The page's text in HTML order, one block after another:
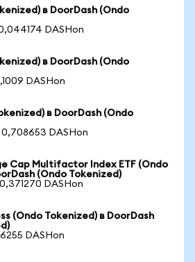
в DoorDash (Ondo
DASHon
в DoorDash (Ondo
DASHon
в DoorDash (Ondo
0,708653 DASHon
Cap Multifactor Index ETF (Ondo
(Ondo Tokenized)
DASHon
(Ondo Tokenized) в DoorDash
DASHon